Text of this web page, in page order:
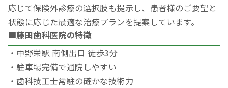
応じて保険外診療の選択肢も提示し、患者様のご要望と
状態に応じた最適な治療プランを提案しています。
■藤田歯科医院の特徴
・中野栄駅 南側出口 徒歩3分
・駐車場完備で通院しやすい
・歯科技工士常駐の確かな技術力